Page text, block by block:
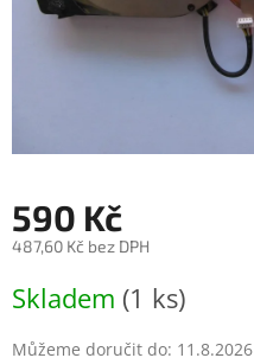
590 Kč
487,60 Kč bez DPH
cena:
Skladem (1 ks)
Můžeme doručit do: 11.8.2026